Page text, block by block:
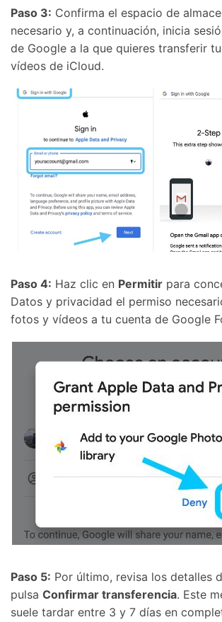
Paso 3: Confirma el espacio de
necesario y, a continuación, inicia
de Google a la que quieres transferir
vídeos de iCloud.
Paso 4: Haz clic en Permitir para
Datos y privacidad el permiso
fotos y vídeos a tu cuenta de Google
Paso 5: Por último, revisa los detalles
pulsa Confirmar transferencia. Este
suele tardar entre 3 y 7 días en